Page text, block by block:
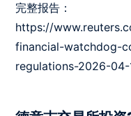
完整报告：
https://
financial-watchdog-
regulations-2026-